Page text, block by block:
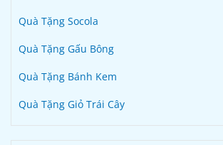
Quà Tặng Socola
Quà Tặng Gấu Bông
Quà Tặng Bánh Kem
Quà Tặng Giỏ Trái Cây